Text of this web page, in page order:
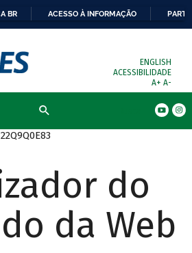
BR ACESSO À INFORMAÇÃO
ENGLISH
ACESSIBILIDADE
A+ A-
do
da Web